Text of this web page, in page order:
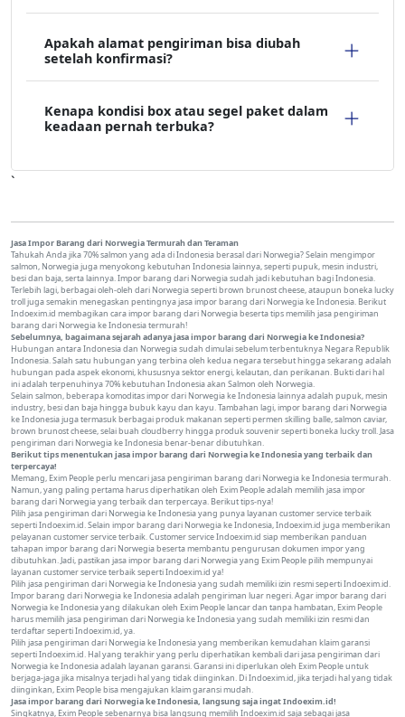
Apakah alamat pengiriman bisa diubah
setelah konfirmasi?
Kenapa kondisi box atau segel paket dalam
keadaan pernah terbuka?
`
Jasa Impor Barang dari Norwegia Termurah dan Teraman
Tahukah Anda jika 70% salmon yang ada di Indonesia berasal dari Norwegia? Selain mengimpor
salmon, Norwegia juga menyokong kebutuhan Indonesia lainnya, seperti pupuk, mesin industri,
besi dan baja, serta lainnya. Impor barang dari Norwegia sudah jadi kebutuhan bagi Indonesia.
Terlebih lagi, berbagai oleh-oleh dari Norwegia seperti brown brunost cheese, ataupun boneka lucky
troll juga semakin menegaskan pentingnya jasa impor barang dari Norwegia ke Indonesia. Berikut
Indoexim.id membagikan cara impor barang dari Norwegia beserta tips memilih jasa pengiriman
barang dari Norwegia ke Indonesia termurah!
Sebelumnya, bagaimana sejarah adanya jasa impor barang dari Norwegia ke Indonesia?
Hubungan antara Indonesia dan Norwegia sudah dimulai sebelum terbentuknya Negara Republik
Indonesia. Salah satu hubungan yang terbina oleh kedua negara tersebut hingga sekarang adalah
hubungan pada aspek ekonomi, khususnya sektor energi, kelautan, dan perikanan. Bukti dari hal
ini adalah terpenuhinya 70% kebutuhan Indonesia akan Salmon oleh Norwegia.
Selain salmon, beberapa komoditas impor dari Norwegia ke Indonesia lainnya adalah pupuk, mesin
industry, besi dan baja hingga bubuk kayu dan kayu. Tambahan lagi, impor barang dari Norwegia
ke Indonesia juga termasuk berbagai produk makanan seperti permen skilling balle, salmon caviar,
brown brunost cheese, selai buah cloudberry hingga produk souvenir seperti boneka lucky troll. Jasa
pengiriman dari Norwegia ke Indonesia benar-benar dibutuhkan.
Berikut tips menentukan jasa impor barang dari Norwegia ke Indonesia yang terbaik dan
terpercaya!
Memang, Exim People perlu mencari jasa pengiriman barang dari Norwegia ke Indonesia termurah.
Namun, yang paling pertama harus diperhatikan oleh Exim People adalah memilih jasa impor
barang dari Norwegia yang terbaik dan terpercaya. Berikut tips-nya!
Pilih jasa pengiriman dari Norwegia ke Indonesia yang punya layanan customer service terbaik
seperti Indoexim.id. Selain impor barang dari Norwegia ke Indonesia, Indoexim.id juga memberikan
pelayanan customer service terbaik. Customer service Indoexim.id siap memberikan panduan
tahapan impor barang dari Norwegia beserta membantu pengurusan dokumen impor yang
dibutuhkan. Jadi, pastikan jasa impor barang dari Norwegia yang Exim People pilih mempunyai
layanan customer service terbaik seperti Indoexim.id ya!
Pilih jasa pengiriman dari Norwegia ke Indonesia yang sudah memiliki izin resmi seperti Indoexim.id.
Impor barang dari Norwegia ke Indonesia adalah pengiriman luar negeri. Agar impor barang dari
Norwegia ke Indonesia yang dilakukan oleh Exim People lancar dan tanpa hambatan, Exim People
harus memilih jasa pengiriman dari Norwegia ke Indonesia yang sudah memiliki izin resmi dan
terdaftar seperti Indoexim.id, ya.
Pilih jasa pengiriman dari Norwegia ke Indonesia yang memberikan kemudahan klaim garansi
seperti Indoexim.id. Hal yang terakhir yang perlu diperhatikan kembali dari jasa pengiriman dari
Norwegia ke Indonesia adalah layanan garansi. Garansi ini diperlukan oleh Exim People untuk
berjaga-jaga jika misalnya terjadi hal yang tidak diinginkan. Di Indoexim.id, jika terjadi hal yang tidak
diinginkan, Exim People bisa mengajukan klaim garansi mudah.
Jasa impor barang dari Norwegia ke Indonesia, langsung saja ingat Indoexim.id!
Singkatnya, Exim People sebenarnya bisa langsung memilih Indoexim.id saja sebagai jasa